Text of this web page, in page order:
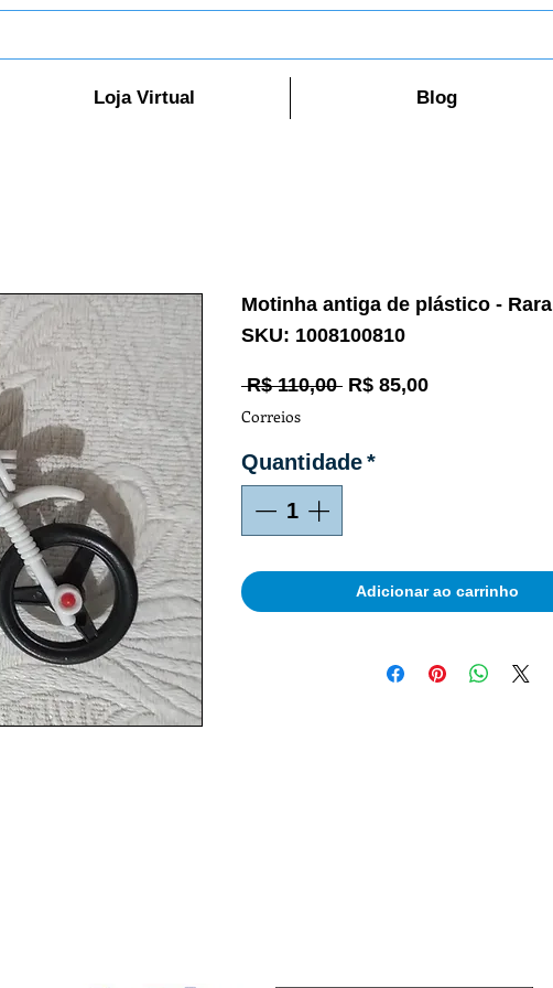
Loja Virtual Blog
Motinha antiga de plástico - Rara
SKU: 1008100810
R$ 110,00 Preço
R$ 85,00Preço
Correios
Quantidade*
Adicionar ao carrinho